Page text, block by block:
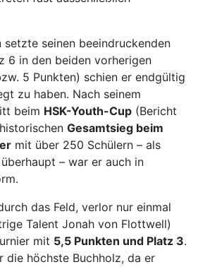
setzte seinen beeindruckenden
6 in den beiden vorherigen
5 Punkten) schien er endgültig
zu haben. Nach seinem
beim HSK-Youth-Cup (Bericht
Gesamtsieg beim
mit über 250 Schülern – als
– war er auch in
das Feld, verlor nur einmal
Talent Jonah von Flottwell)
mit 5,5 Punkten und Platz 3.
die höchste Buchholz, da er